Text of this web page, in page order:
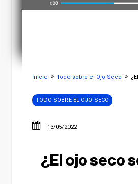
Inicio Todo sobre el Ojo Seco
TODO SOBRE EL OJO SECO
13/05/2022
¿El ojo seco